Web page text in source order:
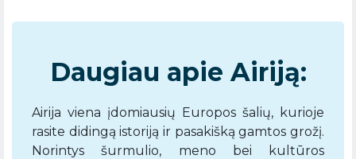
Daugiau apie Airiją:
Airija viena įdomiausių Europos šalių, kurioje
rasite didingą istoriją ir pasakišką gamtos grožį.
Norintys šurmulio, meno bei kultūros